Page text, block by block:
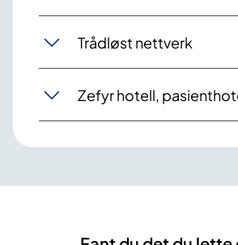
Trådløst nettverk
Zefyr hotell,